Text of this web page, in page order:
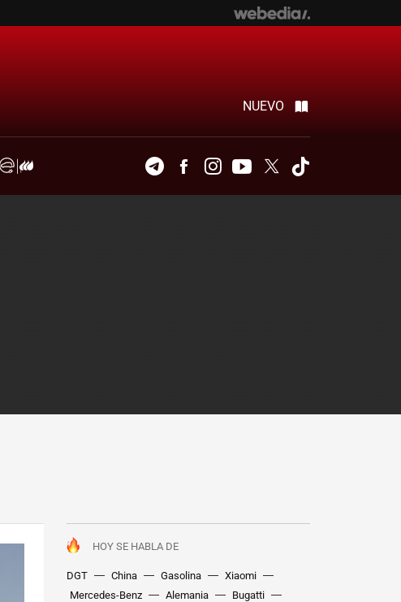
NUEVO
TelegramFacebookInstagramYoutubeTwitter
HOY SE HABLA DE
DGT China Gasolina
Xiaomi
Mercedes-Benz
Alemania
Bugatti